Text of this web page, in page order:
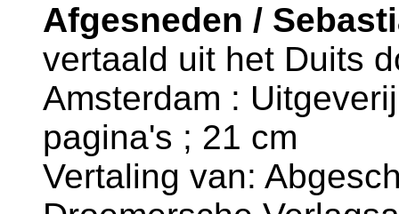
Afgesneden /
vertaald uit het Duits
Amsterdam :
pagina's ; 21 cm
Vertaling van: